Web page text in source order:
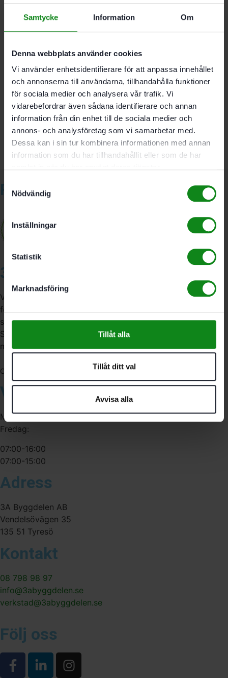
Samtycke Information Om
Denna webbplats använder cookies
Vi använder enhetsidentifierare för att anpassa innehållet
och annonserna till användarna, tillhandahålla funktioner
för sociala medier och analysera vår trafik. Vi
vidarebefordrar även sådana identifierare och annan
information från din enhet till de sociala medier och
annons- och analysföretag som vi samarbetar med.
Dessa kan i sin tur kombinera informationen med annan
information som du har tillhandahållit eller som de har
Samtyckesval
Nödvändig
Inställningar
Statistik
Marknadsföring
Tillåt alla
Tillåt ditt val
Avvisa alla
Klarar kantlängder på upp till 8 m (vid en
kanttjocklek på 2 mm)
Det finns inga recensioner än.
Bli först med att recensera ”Festool Kantlistmagasin
KSP-KA 65”
Du måste vara inloggad för att skriva en recension.
Relaterade produkter
3A Byggdelen
Vi är återförsäljare av elverktyg, tillbehör, infästning och
förbrukningsmaterial. Vi har en fysisk butik och
serviceverkstad i Stockholm samt en e-handel för hela
Sverige. Av oss får du professionell service av
medarbetare med gedigen erfarenhet.
Org. nr:
Våra öppettider
Måndag-Torsdag:
Fredag:
07:00-16:00
07:00-15:00
Adress
3A Byggdelen AB
Vendelsövägen 35
135 51 Tyresö
Kontakt
08 798 98 97
info@3abyggdelen.se
verkstad@3abyggdelen.se
Följ oss